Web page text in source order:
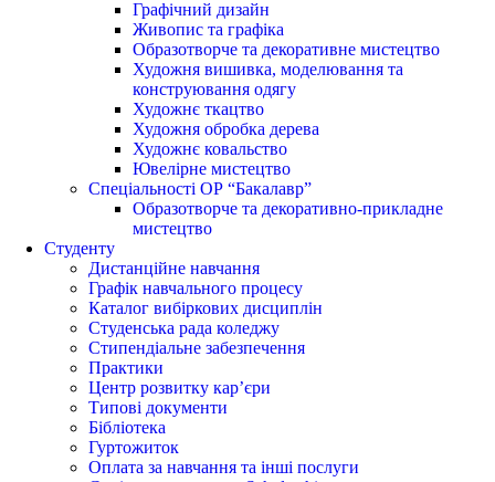
Графічний дизайн
Живопис та графіка
Образотворче та декоративне мистецтво
Художня вишивка, моделювання та
конструювання одягу
Художнє ткацтво
Художня обробка дерева
Художнє ковальство
Ювелірне мистецтво
Спеціальності ОР “Бакалавр”
Образотворче та декоративно-прикладне
мистецтво
Студенту
Дистанційне навчання
Графік навчального процесу
Каталог вибіркових дисциплін
Студенська рада коледжу
Стипендіальне забезпечення
Практики
Центр розвитку кар’єри
Типові документи
Бібліотека
Гуртожиток
Оплата за навчання та інші послуги